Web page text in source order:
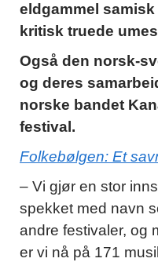
eldgammel
kritisk truede
Også den norsk-
og deres
norske bandet
festival.
Folkebølgen: Et
– Vi gjør en stor
spekket med navn
andre festivaler, og
er vi nå på 171